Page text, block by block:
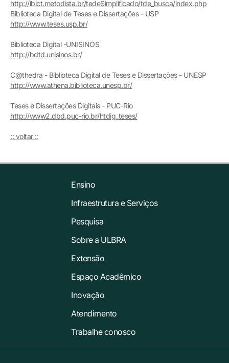
http://ibict.metodista.br/tedeSimplificado/tde_busca/index.php
Biblioteca Digital de Teses e Dissertações - USP
http://www.teses.usp.br/
Biblioteca Digital -UNISINOS
http://bdtd.unisinos.br/
C@thedra - Biblioteca Digital de Teses e Dissertações - UNESP
http://www.athena.biblioteca.unesp.br/
Teses e Dissertações Digitais - PUC-Rio
http://www2.dbd.puc-rio.br/htdig_teses/
:: voltar ::
Ensino
Infraestrutura e Serviços
Pesquisa
Sobre a ULBRA
Extensão
Espaço Acadêmico
Inovação
Atendimento
Trabalhe conosco